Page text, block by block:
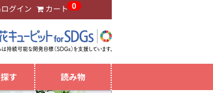
ログイン カート 0
す 読み物